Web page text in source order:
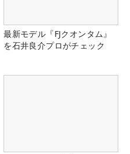
最新モデル『FJクオンタム』
を石井良介プロがチェック